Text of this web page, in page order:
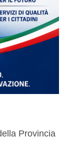
Provincia